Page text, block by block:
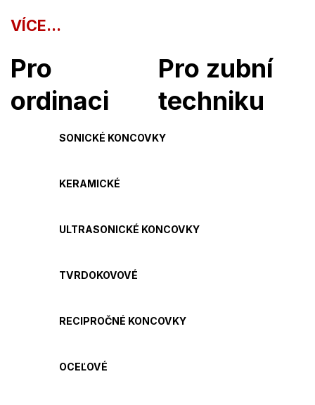
VÍCE...
Pro
ordinaci
Pro zubní
techniku
SONICKÉ KONCOVKY
KERAMICKÉ
ULTRASONICKÉ KONCOVKY
TVRDOKOVOVÉ
RECIPROČNÉ KONCOVKY
OCEĽOVÉ